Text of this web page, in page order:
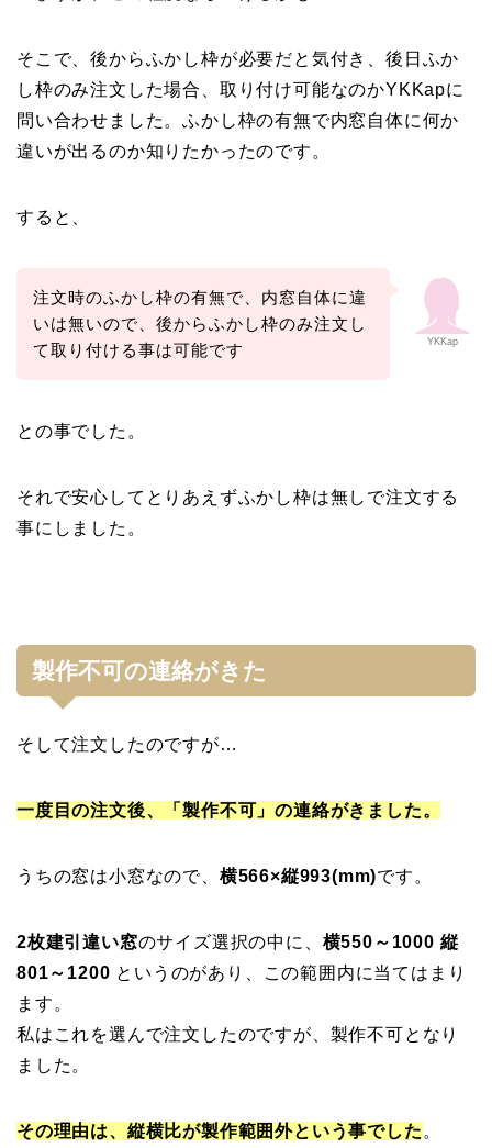
そこで、後からふかし枠が必要だと気付き、後日ふか
し枠のみ注文した場合、取り付け可能なのかYKKapに
問い合わせました。ふかし枠の有無で内窓自体に何か
違いが出るのか知りたかったのです。
すると、
YKKap
注文時のふかし枠の有無で、内窓自体に違
いは無いので、後からふかし枠のみ注文し
て取り付ける事は可能です
との事でした。
それで安心してとりあえずふかし枠は無しで注文する
事にしました。
製作不可の連絡がきた
そして注文したのですが…
一度目の注文後、「製作不可」の連絡がきました。
うちの窓は小窓なので、 横566×縦993(mm)です。
2枚建引違い窓のサイズ選択の中に、 横550～1000 縦
801～1200 というのがあり、この範囲内に当てはまり
ます。
私はこれを選んで注文したのですが、製作不可となり
ました。
その理由は、縦横比が製作範囲外という事でした 。